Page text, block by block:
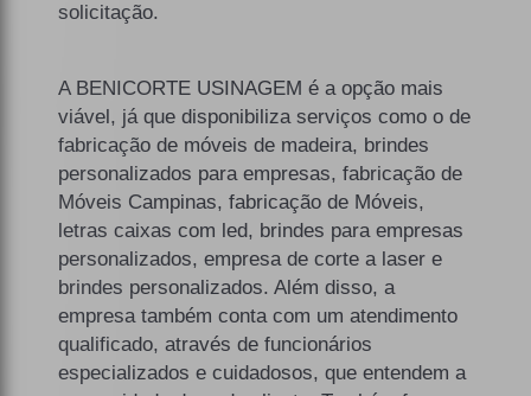
solicitação.
A BENICORTE USINAGEM é a opção mais
viável, já que disponibiliza serviços como o de
fabricação de móveis de madeira, brindes
personalizados para empresas, fabricação de
Móveis Campinas, fabricação de Móveis,
letras caixas com led, brindes para empresas
personalizados, empresa de corte a laser e
brindes personalizados. Além disso, a
empresa também conta com um atendimento
qualificado, através de funcionários
especializados e cuidadosos, que entendem a